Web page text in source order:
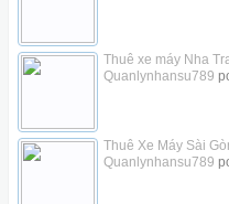
Thuê xe máy Nha
Quanlynhansu789
Thuê Xe Máy Sài
Quanlynhansu789